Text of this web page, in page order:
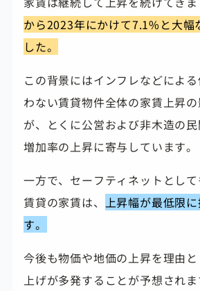
から2023年にかけて7.1%と大幅
した。
この背景にはインフレなどによ
わない賃貸物件全体の家賃上昇
が、とくに公営および非木造の
増加率の上昇に寄与しています。
一方で、セーフティネットとし
賃貸の家賃は、 上昇幅が最低限
す。
今後も物価や地価の上昇を理由
上げが多発することが予想され